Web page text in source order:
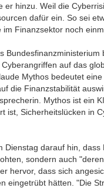
er hinzu. Weil die
dafür ein. So sei
im Finanzsektor noch
auf das
Mythos bedeutet
die Finanzstabilität
Mythos ist ein
ist, Sicherheitslücken in
Dienstag darauf hin,
sondern auch
hervor, dass sich
eingetrübt hätten. "Die